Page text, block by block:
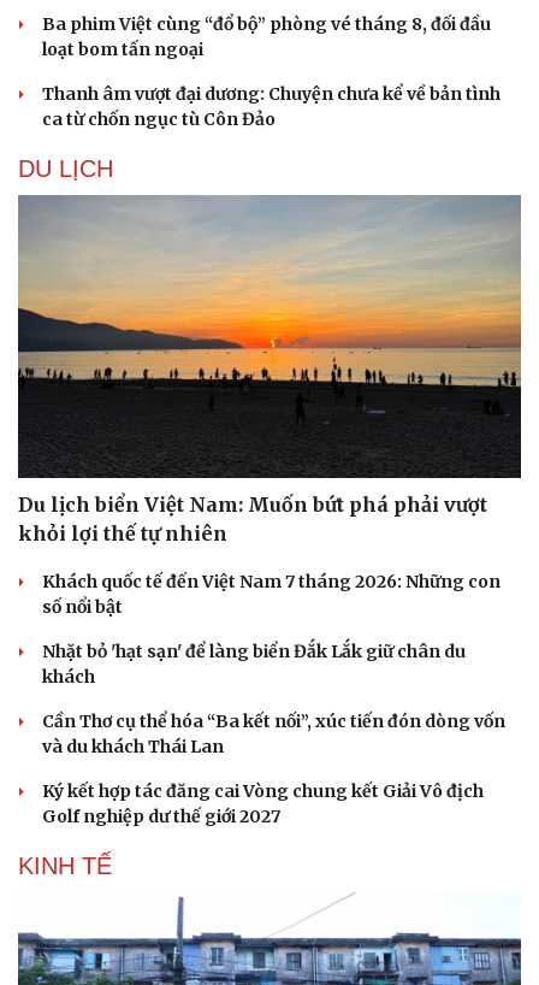
Du lịch
Podcast
Ba phim Việt cùng “đổ bộ” phòng vé tháng 8, đối đầu
loạt bom tấn ngoại
Thanh âm vượt đại dương: Chuyện chưa kể về bản tình
ca từ chốn ngục tù Côn Đảo
DU LỊCH
Du lịch biển Việt Nam: Muốn bứt phá phải vượt
khỏi lợi thế tự nhiên
Khách quốc tế đến Việt Nam 7 tháng 2026: Những con
số nổi bật
Nhặt bỏ 'hạt sạn' để làng biển Đắk Lắk giữ chân du
khách
Cần Thơ cụ thể hóa “Ba kết nối”, xúc tiến đón dòng vốn
và du khách Thái Lan
Ký kết hợp tác đăng cai Vòng chung kết Giải Vô địch
Golf nghiệp dư thế giới 2027
KINH TẾ